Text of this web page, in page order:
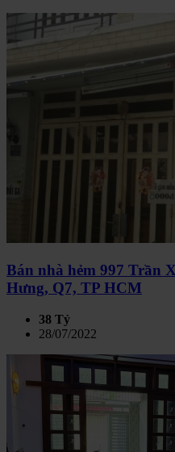
Bán nhà hẻm 997 Trần
Hưng, Q7, TP HCM
38 Tỷ
28/07/2022